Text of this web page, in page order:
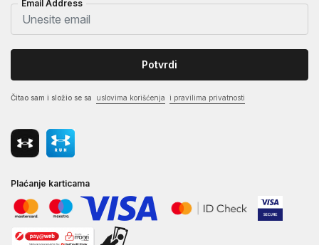
Email Address
Potvrdi
Čitao sam i složio se sa uslovima korišćenja i pravilima privatnosti
Plaćanje karticama